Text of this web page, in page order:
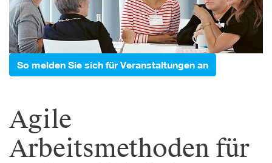
So melden Sie sich für Veranstaltungen an
Agile
Arbeitsmethoden für